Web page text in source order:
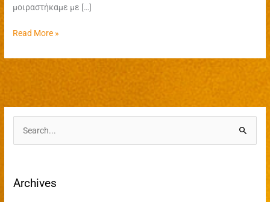
μοιραστήκαμε με […]
Read More »
r
Archives